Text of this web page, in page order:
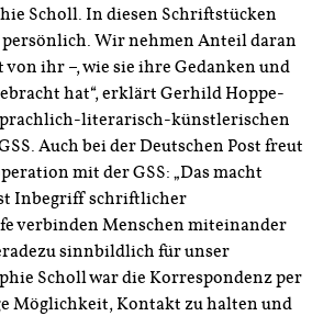
Scholl. In diesen Schriftstücken
Wir nehmen Anteil daran
ihr –, wie sie ihre Gedanken und
hat“, erklärt Gerhild Hoppe-
literarisch-künstlerischen
Auch bei der Deutschen Post freut
mit der GSS: „Das macht
Inbegriff schriftlicher
verbinden Menschen miteinander
sinnbildlich für unser
Scholl war die Korrespondenz per
Möglichkeit, Kontakt zu halten und